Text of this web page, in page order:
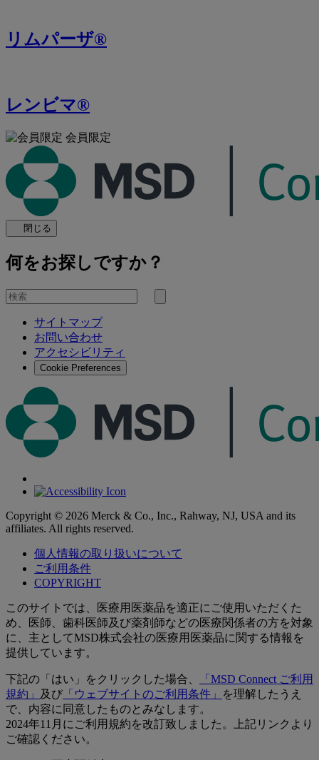
リムパーザ®
レンビマ®
会員限定
閉じる
何をお探しですか？
を
検
サイトマップ
お問い合わせ
アクセシビリティ
Cookie Preferences
Copyright © 2026 Merck & Co., Inc., Rahway, NJ, USA and its
affiliates. All rights reserved.
個人情報の取り扱いについて
ご利用条件
COPYRIGHT
このサイトでは、医療用医薬品を適正にご使用いただくた
め、医師、歯科医師及び薬剤師などの医療関係者の方を対象
に、主としてMSD株式会社の医療用医薬品に関する情報を
提供しています。
下記の「はい」をクリックした場合、
「MSD Connect ご利用
規約」
及び 「ウェブサイトのご利用条件」
を理解したうえ
で、内容に同意したものとみなします。
2024年11月にご利用規約を改訂致しました。上記リンクより
ご確認ください。